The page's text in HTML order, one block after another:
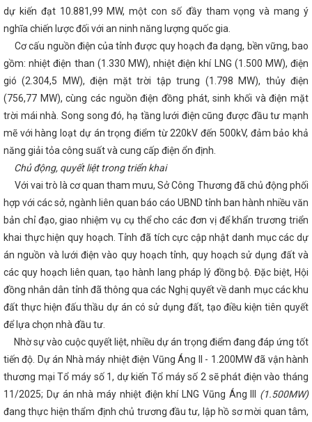
Hà Tĩnh: Hội chợ Mùa Thu mở cơ hội tăng trưởng mới
tra toàn diện tại các Công đoàn cơ sở trực thuộc
hiểu về chuyển đổi số lĩnh vực Công Thương
Nghị định của
lý chợ có hiệu lực thi hành kể từ ngày 01/8/2024
Kết nối thị
OCOP Hà Tĩnh
CĐN Công Thương: Phát động Tháng Công nhân
kết nối cung cầu tiêu thụ sản phẩm (Theo Đài Phát thanh và Truyền
2 dự án năng lượng gần 850 tỷ đồng ở huyện miền núi Hà Tĩnh
vụ phát triển kinh tế - xã hội những tháng cuối năm
Tình hình
đán Giáp Thìn 2024
Sơ kết giữa nhiệm kỳ thực hiện Nghị
lần thứ III, nhiệm kỳ 2020 - 2025
HÀ TĨNH: TIẾP NHẬN
TRƯỜNG TỪ BỘ CÔNG THƯƠNG ĐỂ TỔ CHỨC LẠI THÀNH CHI CỤC
SỞ CÔNG THƯƠNG
Hội nghị trực tuyến đánh giá tình hình sản
hàng hóa Tết Nguyên đán năm 2024
dùng hàng Việt Nam”
Hà Tĩnh quán triệt các chuyên đề quan
động thực hiện Nghị quyết Đại hội Đảng bộ tỉnh lần thứ XX
Thái Lan tỉnh Hà Tĩnh lần thứ IV, nhiệm kỳ 2023-2028
Hội
Trung bộ – Hà Tĩnh 2025 diễn ra từ 19/11
Hà Tĩnh tham gia
sản phẩm đặc trưng, tiêu biểu tại Hội nghị kết nối giao thương Khu
tổ chức tại thành phố Đà Nẵng
Lãnh đạo Hà Tĩnh thăm Công
Tổ chức giải bóng chuyền hơi
hội Công đoàn các cấp
Hội nghị triển khai Chiến lược phát triển
Nam đến năm 2030, tầm nhìn đến năm 2050
Tổng Bí thư,
thống Hoa Kỳ Joe Biden
THỰC TRẠNG VÀ GIẢI PHÁP PHÁT
GỖ TRÊN ĐỊA BÀN TỈNH HÀ TĨNH
Công điện về việc đảm bảo
các nhà máy điện trong thời gian tới
cũ
Hôm nay (22/5), khai mạc Kỳ họp thứ 5, Quốc hội khóa XV
LÀM VIỆC VỚI SỞ CÔNG THƯƠNG TỈNH HÀ TĨNH
Lễ ký
vệ người tiêu dùng giữa Ủy ban Cạnh tranh Quốc gia và Đại sứ quán
và Bắc Ai-len
Diễn tập ứng phó sự cố hóa chất năm 2025 tại nhà
- Công ty TNHH Nhiệt điện Vũng Áng II
Nữ đoàn viên, người lao
Tĩnh tích cực hưởng ứng “Tuần lễ Áo dài” năm 2024
Phát
khí Việt Nam gắn với sản xuất, lắp ráp ô tô trong nước, phát triển hệ
dự kiến đạt 10.881,99 MW, một con số đầy tham vọng và mang ý
nghĩa chiến lược đối với an ninh năng lượng quốc gia.
Cơ cấu nguồn điện của tỉnh được quy hoạch đa dạng, bền vững, bao
gồm: nhiệt điện than (1.330 MW), nhiệt điện khí LNG (1.500 MW), điện
gió (2.304,5 MW), điện mặt trời tập trung (1.798 MW), thủy điện
(756,77 MW), cùng các nguồn điện đồng phát, sinh khối và điện mặt
trời mái nhà. Song song đó, hạ tầng lưới điện cũng được đầu tư mạnh
mẽ với hàng loạt dự án trọng điểm từ 220kV đến 500kV, đảm bảo khả
năng giải tỏa công suất và cung cấp điện ổn định.
Chủ động, quyết liệt trong triển khai
Với vai trò là cơ quan tham mưu, Sở Công Thương đã chủ động phối
hợp với các sở, ngành liên quan báo cáo UBND tỉnh ban hành nhiều văn
bản chỉ đạo, giao nhiệm vụ cụ thể cho các đơn vị để khẩn trương triển
khai thực hiện quy hoạch. Tỉnh đã tích cực cập nhật danh mục các dự
án nguồn và lưới điện vào quy hoạch tỉnh, quy hoạch sử dụng đất và
các quy hoạch liên quan, tạo hành lang pháp lý đồng bộ. Đặc biệt, Hội
đồng nhân dân tỉnh đã thông qua các Nghị quyết về danh mục các khu
đất thực hiện đấu thầu dự án có sử dụng đất, tạo điều kiện tiên quyết
để lựa chọn nhà đầu tư.
Nhờ sự vào cuộc quyết liệt, nhiều dự án trọng điểm đang đáp ứng tốt
tiến độ. Dự án Nhà máy nhiệt điện Vũng Áng II - 1.200MW đã vận hành
thương mại Tổ máy số 1, dự kiến Tổ máy số 2 sẽ phát điện vào tháng
11/2025; Dự án nhà máy nhiệt điện khí LNG Vũng Áng III (1.500MW)
đang thực hiện thẩm định chủ trương đầu tư, lập hồ sơ mời quan tâm,